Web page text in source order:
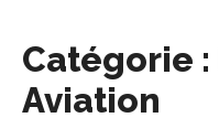
Catégorie :
Aviation